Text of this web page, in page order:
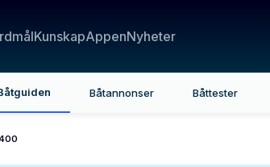
KunskapAppenNyheter
Båtannonser Båttester